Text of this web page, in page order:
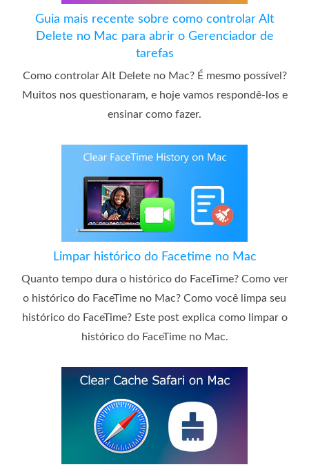
Guia mais recente sobre como controlar Alt
Delete no Mac para abrir o Gerenciador de
tarefas
Como controlar Alt Delete no Mac? É mesmo possível?
Muitos nos questionaram, e hoje vamos respondê-los e
ensinar como fazer.
Limpar histórico do Facetime no Mac
Quanto tempo dura o histórico do FaceTime? Como ver
o histórico do FaceTime no Mac? Como você limpa seu
histórico do FaceTime? Este post explica como limpar o
histórico do FaceTime no Mac.